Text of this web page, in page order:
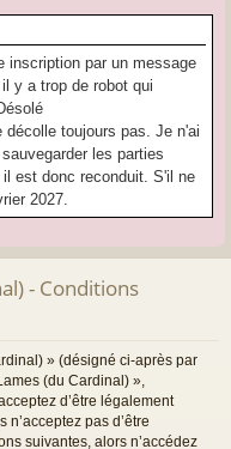
on ist
inscription par un message
y a trop de robot qui
décolle toujours pas. Je n'ai
les parties
est donc reconduit. S'il ne
2027.
- Conditions
» (désigné ci-après par
(du Cardinal) »,
d’être légalement
pas d’être
suivantes, alors n’accédez